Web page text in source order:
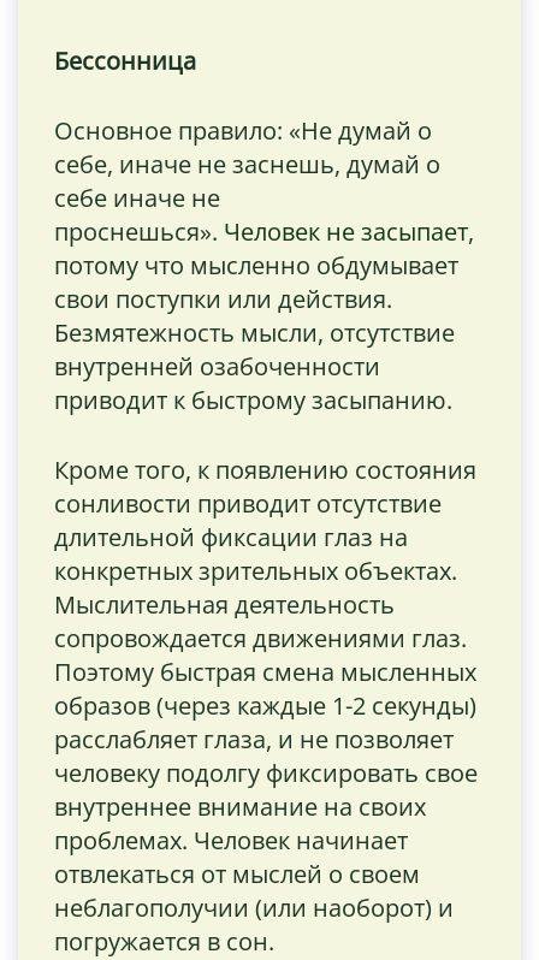
Бессонница
Основное правило: «Не думай о
себе, иначе не заснешь, думай о
себе иначе не
проснешься». Человек не засыпает,
потому что мысленно обдумывает
свои поступки или действия.
Безмятежность мысли, отсутствие
внутренней озабоченности
приводит к быстрому засыпанию.
Кроме того, к появлению состояния
сонливости приводит отсутствие
длительной фиксации глаз на
конкретных зрительных объектах.
Мыслительная деятельность
сопровождается движениями глаз.
Поэтому быстрая смена мысленных
образов (через каждые 1-2 секунды)
расслабляет глаза, и не позволяет
человеку подолгу фиксировать свое
внутреннее внимание на своих
проблемах. Человек начинает
отвлекаться от мыслей о своем
неблагополучии (или наоборот) и
погружается в сон.